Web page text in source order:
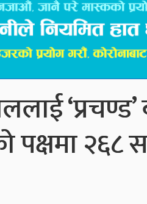
पक्षमा २६८